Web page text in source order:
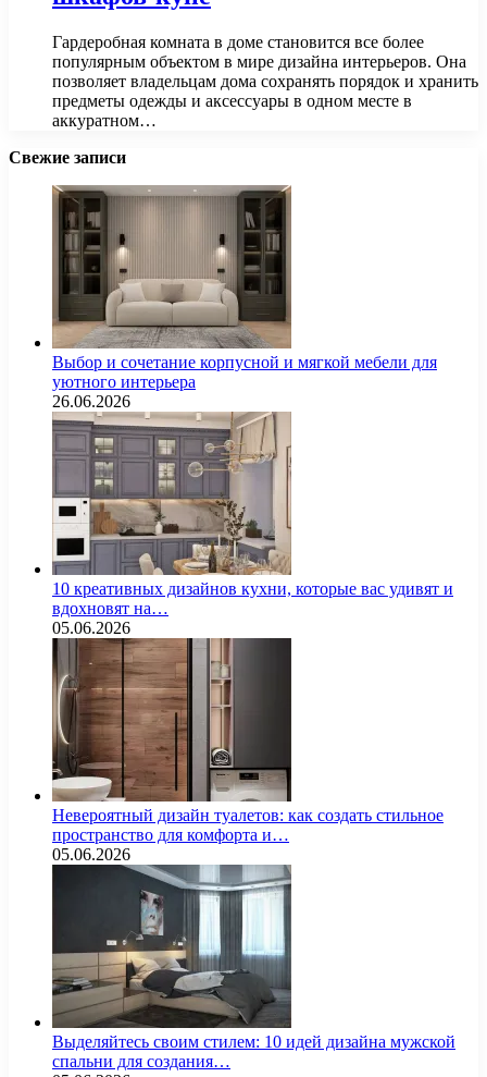
Гардеробная комната в доме становится все более
популярным объектом в мире дизайна интерьеров. Она
позволяет владельцам дома сохранять порядок и хранить
предметы одежды и аксессуары в одном месте в
аккуратном…
Свежие записи
Выбор и сочетание корпусной и мягкой мебели для
уютного интерьера
26.06.2026
10 креативных дизайнов кухни, которые вас удивят и
вдохновят на…
05.06.2026
Невероятный дизайн туалетов: как создать стильное
пространство для комфорта и…
05.06.2026
Выделяйтесь своим стилем: 10 идей дизайна мужской
спальни для создания…